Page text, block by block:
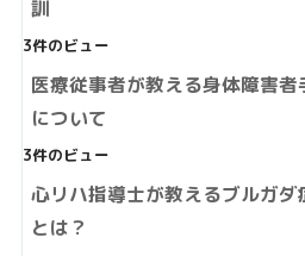
訓
3件のビュー
医療従事者が教える身体障害
について
3件のビュー
心リハ指導士が教えるブルガ
とは？